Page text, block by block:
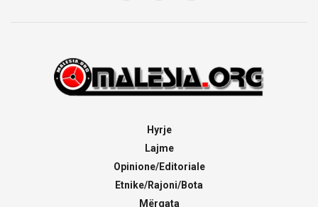
Hyrje
Lajme
Opinione/Editoriale
Etnike/Rajoni/Bota
Mërgata